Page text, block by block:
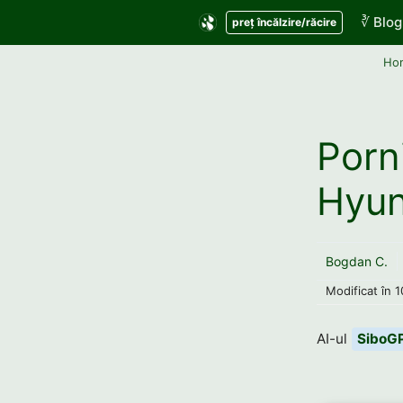
preț încălzire/răcire ∛ Blog
Bogdan C.
Modificat în
AI-ul